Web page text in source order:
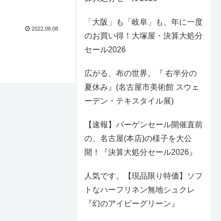
2022.08.08
「大阪」も「岐阜」も、年に一度
のお買い得！大塚屋・決算大処分
セール2026
広がる、布の世界。『 右半分の
夏休み』(名古屋市美術館 スウェ
ーデン・テキスタイル展)
【速報】バーゲンセール開催直前
の、名古屋(本店)の様子を大公
開！『決算大処分セール2026』
人気です。【現品限り特価】ソフ
トなハーフリネン無地シュクレ
『幻のアイビーグリーン』